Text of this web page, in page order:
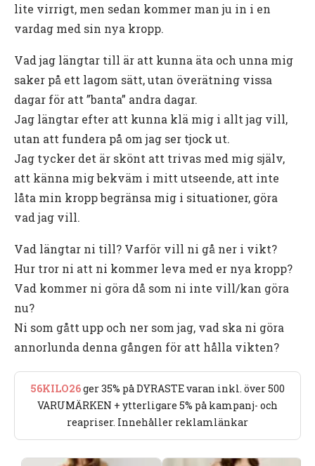
lite virrigt, men sedan kommer man ju in i en
vardag med sin nya kropp.
Vad jag längtar till är att kunna äta och unna mig
saker på ett lagom sätt, utan överätning vissa
dagar för att ”banta” andra dagar.
Jag längtar efter att kunna klä mig i allt jag vill,
utan att fundera på om jag ser tjock ut.
Jag tycker det är skönt att trivas med mig själv,
att känna mig bekväm i mitt utseende, att inte
låta min kropp begränsa mig i situationer, göra
vad jag vill.
Vad längtar ni till? Varför vill ni gå ner i vikt?
Hur tror ni att ni kommer leva med er nya kropp?
Vad kommer ni göra då som ni inte vill/kan göra
nu?
Ni som gått upp och ner som jag, vad ska ni göra
annorlunda denna gången för att hålla vikten?
56KILO26ger 35% på DYRASTE varan inkl. över 500
VARUMÄRKEN + ytterligare 5% på kampanj- och
reapriser. Innehåller reklamlänkar